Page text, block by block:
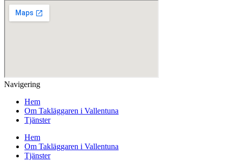
Navigering
Hem
Om Takläggaren i Vallentuna
Tjänster
Hem
Om Takläggaren i Vallentuna
Tjänster